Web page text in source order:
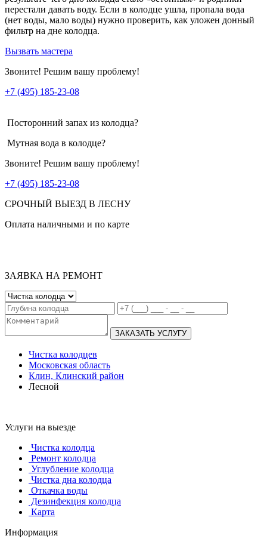
перестали давать воду. Если в колодце ушла, пропала вода
(нет воды, мало воды) нужно проверить, как уложен донный
фильтр на дне колодца.
Вызвать мастера
Звоните! Решим вашу проблему!
+7 (495) 185-23-08
Посторонний запах из колодца?
Мутная вода в колодце?
Звоните! Решим вашу проблему!
+7 (495) 185-23-08
СРОЧНЫЙ ВЫЕЗД В ЛЕСНУ
Оплата наличными и по карте
ЗАЯВКА НА РЕМОНТ
ЗАКАЗАТЬ УСЛУГУ
Чистка колодцев
Московская область
Клин, Клинский район
Лесной
Услуги на выезде
Чистка колодца
Ремонт колодца
Углубление колодца
Чистка дна колодца
Откачка воды
Дезинфекция колодца
Карта
Информация